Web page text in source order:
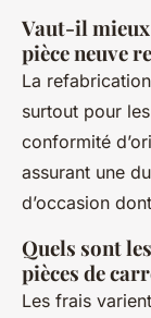
Vaut-il mieux
pièce neuve
La
surtout pour
conformité
assurant une
d’occasion
Quels sont
pièces de
Les frais